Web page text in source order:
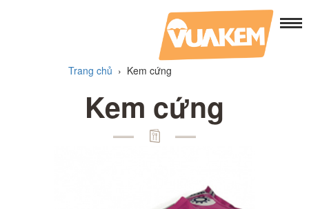
Trang chủ › Kem cứng
Kem cứng